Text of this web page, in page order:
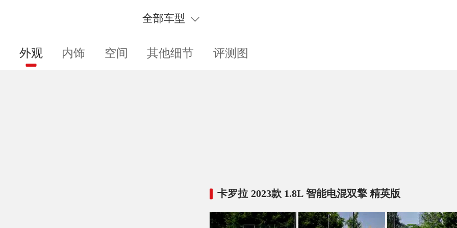
全部车型
外观 内饰 空间 其他细节 评测图
卡罗拉 2023款 1.8L 智能电混双擎 精英版